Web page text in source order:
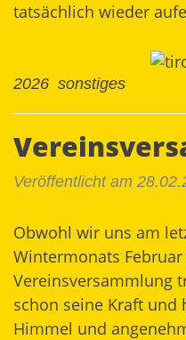
tatsächlich wieder
2026 sonstiges
Veröffentlicht am
Obwohl wir uns am
Wintermonats
Vereinsversammlung
schon seine Kraft und
Himmel und